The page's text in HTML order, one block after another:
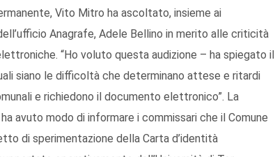
Vito Mitro ha ascoltato, insieme ai
Anagrafe, Adele Bellino in merito alle criticità
“Ho voluto questa audizione – ha spiegato il
siano le difficoltà che determinano attese e ritardi
e richiedono il documento elettronico”. La
avuto modo di informare i commissari che il Comune
di sperimentazione della Carta d’identità